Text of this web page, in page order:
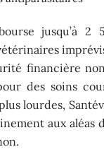
jusqu’à
financière
des soins
lourdes,
aux aléas